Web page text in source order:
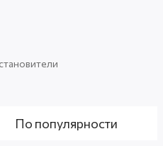
По популярности